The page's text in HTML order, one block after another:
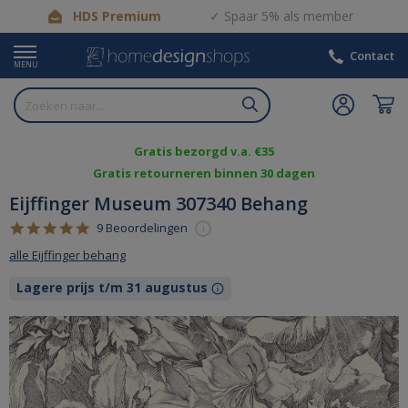
HDS Premium Spaar 5% als member
MENU
Contact
Gratis bezorgd v.a. €35
Gratis retourneren binnen 30 dagen
Eijffinger Museum 307340 Behang
5.0
rating
9 Beoordelingen
alle Eijffinger behang
Lagere prijs t/m 31 augustus